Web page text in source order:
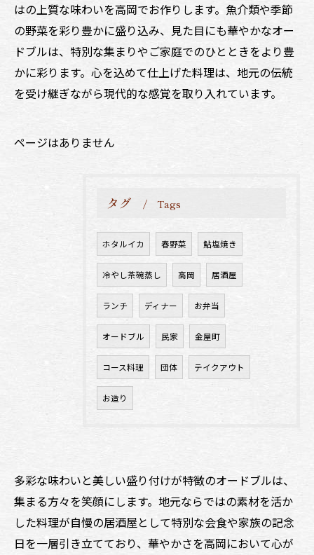
はの上質な味わいを高岡でお作りします。魚介類や季節
の野菜を彩り豊かに盛り込み、見た目にも華やかなオー
ドブルは、特別な集まりやご家庭でのひとときをより豊
かに彩ります。心を込めて仕上げた料理は、地元の伝統
を受け継ぎながら現代的な感覚を取り入れています。
ページはありません
タグ Tags
ホタルイカ 春野菜 鮎塩焼き
冷やし茶碗蒸し 高岡 居酒屋
ランチ ディナー お弁当
オードブル 民家 金屋町
コース料理 団体 テイクアウト
お造り
多彩な味わいと美しい盛り付けが特徴のオードブルは、
集まる方々を笑顔にします。地元ならではの素材を活か
した料理が自慢の居酒屋として特別な会食や家族の記念
日を一層引き立てており、華やかさを高岡において心が